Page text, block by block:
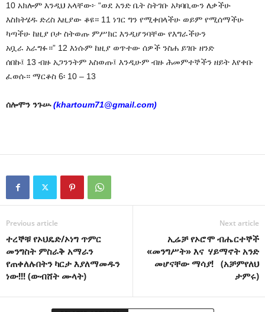
10 አክሎም እንዲህ አላቸው፦ “ወደ አንድ ቤት ስትገቡ አካባቢውን ለቃችሁ
እስክትሄዱ ድረስ እዚያው ቆዩ። 11 ነገር ግን የሚቀበላችሁ ወይም የሚሰማችሁ
ካጣችሁ ከዚያ ቦታ ስትወጡ ምሥክር እንዲሆንባቸው የእግራችሁን
አቧራ አራግፉ።” 12 እነሱም ከዚያ ወጥተው ሰዎች ንስሐ ይገቡ ዘንድ
ሰበኩ፤ 13 ብዙ አጋንንትም አስወጡ፤ እንዲሁም ብዙ ሕመምተኞችን ዘይት እየቀቡ
ፈወሱ። ማርቆስ 6፡ 10 – 13
ሰሎሞን ንጉሡ (khartoum71@gmail.com)
Previous article
ተረኞቹ የኦህዴድ/ኦነግ ጥምር
መንግስት ምስራቅ አማራን
የጠቀለሉበትን ካርታ እያለማመዱን
ነው!!! (ውብሸት ሙላት)
Next article
ኢሬቻ የኦሮሞ ብሔርተኞች
«መንግሥት» እና ሃይማኖት አንድ
መሆናቸው ማሳያ! (አቻምየለህ
ታምሩ)